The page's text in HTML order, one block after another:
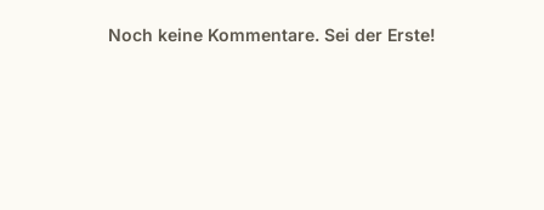
Noch keine Kommentare. Sei der Erste!